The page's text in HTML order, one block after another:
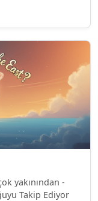
yakınından -
Takip Ediyor